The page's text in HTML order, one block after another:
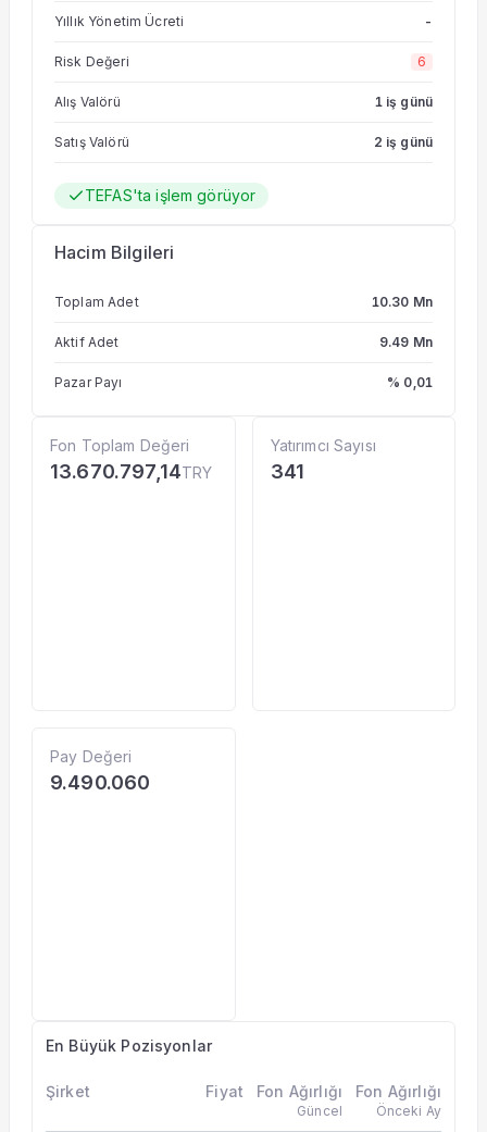
Yıllık Yönetim Ücreti -
Risk Değeri 6
Alış Valörü 1 iş günü
Satış Valörü 2 iş günü
TEFAS'ta işlem görüyor
Hacim Bilgileri
Toplam Adet 10.30 Mn
Aktif Adet 9.49 Mn
Pazar Payı % 0,01
Fon Toplam Değeri
13.670.797,14TRY
Yatırımcı Sayısı
341
Pay Değeri
9.490.060
En Büyük Pozisyonlar
Şirket Fiyat Fon Ağırlığı
Güncel
Fon Ağırlığı
Önceki Ay